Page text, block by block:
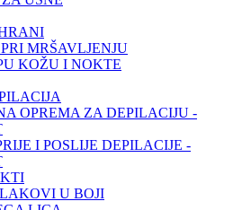
MRŠAVLJENJU
KOŽU I NOKTE
OPREMA ZA DEPILACIJU -
I POSLIJE DEPILACIJE -
U BOJI